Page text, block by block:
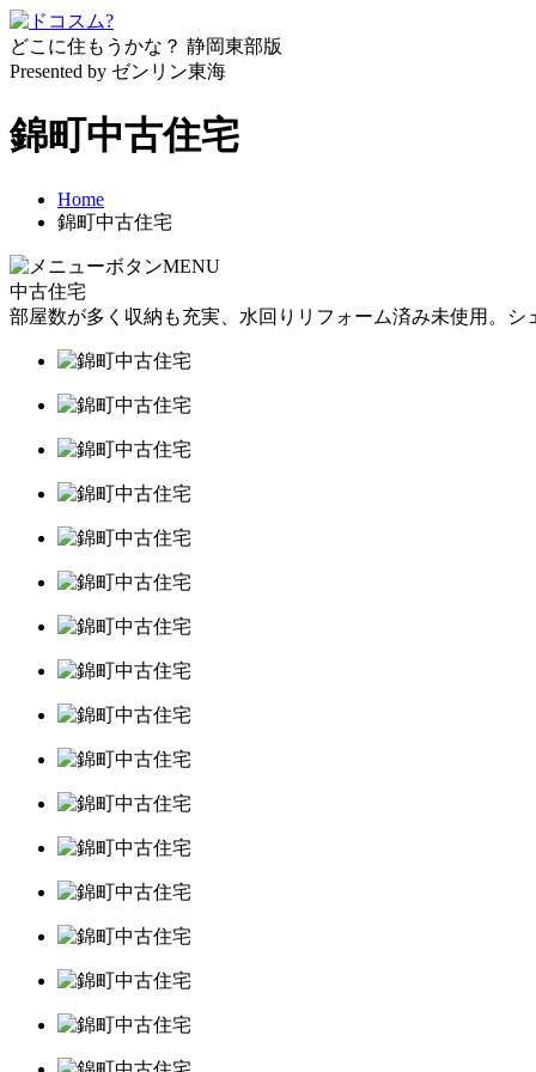
どこに住もうかな？ 静岡東部版
Presented by ゼンリン東海
錦町中古住宅
Home
錦町中古住宅
MENU
中古住宅
部屋数が多く収納も充実、水回りリフォーム済み未使用。シ